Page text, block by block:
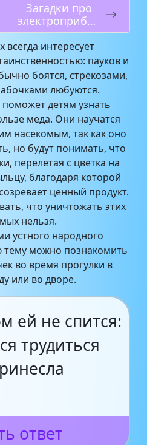
Загадки про
электроприбор
ы
интересует
пауков и
боятся, стрекозами,
любуются.
поможет детям узнать
меда. Они научатся
насекомым, так как оно
но будут понимать, что
перелетая с цветка на
благодаря которой
ценный продукт.
что уничтожать этих
нельзя.
устного народного
тему можно познакомить
во время прогулки в
или во дворе.
ей не спится:
трудиться
ответ